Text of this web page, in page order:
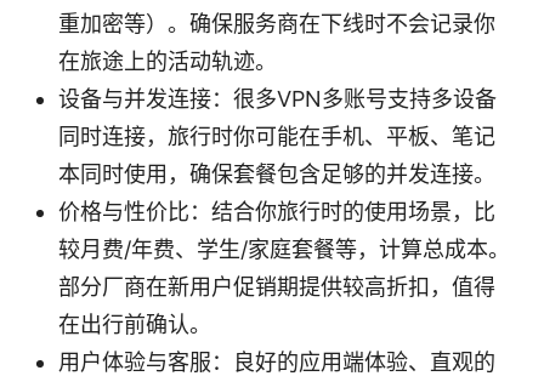
重加密等）。确保服务商在下线时不会记录你
在旅途上的活动轨迹。
设备与并发连接：很多VPN多账号支持多设备
同时连接，旅行时你可能在手机、平板、笔记
本同时使用，确保套餐包含足够的并发连接。
价格与性价比：结合你旅行时的使用场景，比
较月费/年费、学生/家庭套餐等，计算总成本。
部分厂商在新用户促销期提供较高折扣，值得
在出行前确认。
用户体验与客服：良好的应用端体验、直观的